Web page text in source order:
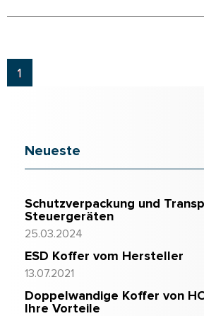
1
Neueste
Schutzverpackung und
Steuergeräten
25.03.2024
ESD Koffer vom Hersteller
13.07.2021
Doppelwandige Koffer von
Ihre Vorteile